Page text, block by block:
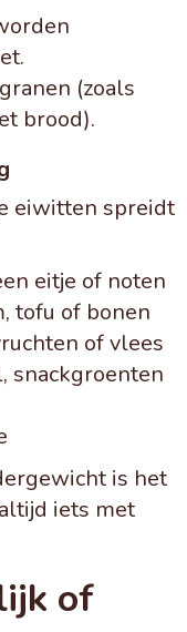
(zoals
brood).
eiwitten spreidt
eitje of noten
tofu of bonen
of vlees
snackgroenten
is het
iets met
of